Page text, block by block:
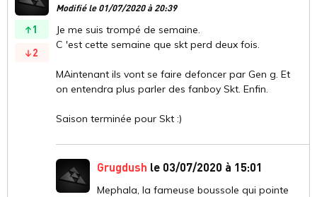
1
2
Modifié le 01/07/2020 à 20:39
Je me suis trompé de semaine.
C 'est cette semaine que skt perd deux fois.
MAintenant ils vont se faire defoncer par Gen g. Et
on entendra plus parler des fanboy Skt. Enfin.
Saison terminée pour Skt :)
Grugdush le 03/07/2020 à 15:01
Mephala, la fameuse boussole qui pointe